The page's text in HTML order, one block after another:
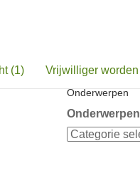
(1) Vrijwilliger worden
Onderwerpen
Onderwerpen